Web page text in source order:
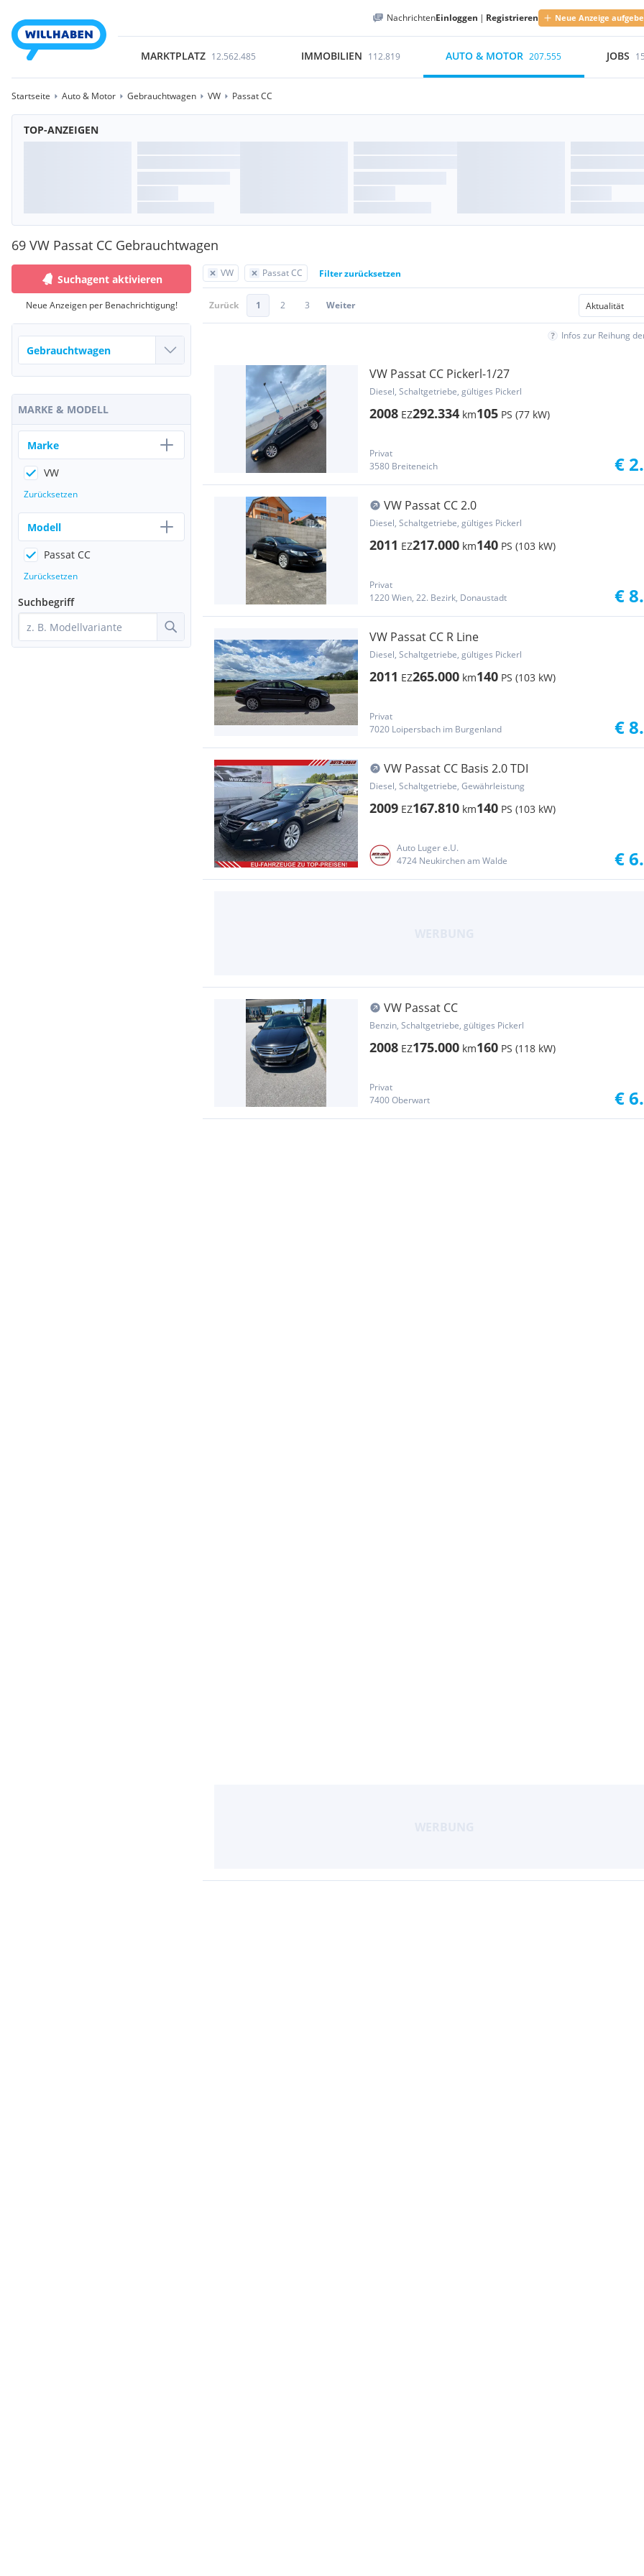
NachrichtenEinloggen | Registrieren Neue Anzeige
MARKTPLATZ 12.562.485 IMMOBILIEN 112.819 AUTO & MOTOR 207.555 JOBS
Startseite Auto & Motor Gebrauchtwagen VW Passat CC
TOP-ANZEIGEN
69 VW Passat CC Gebrauchtwagen
VW Passat CC Filter zurücksetzen
Zurück 1 2 3 Weiter
Infos zur Reihung
VW Passat CC Pickerl-1/27
Diesel, Schaltgetriebe, gültiges Pickerl
2008 EZ292.334 km105 PS (77 kW)
Privat
3580 Breiteneich
€
VW Passat CC 2.0
Diesel, Schaltgetriebe, gültiges Pickerl
2011 EZ217.000 km140 PS (103 kW)
Privat
1220 Wien, 22. Bezirk, Donaustadt
€
VW Passat CC R Line
Diesel, Schaltgetriebe, gültiges Pickerl
2011 EZ265.000 km140 PS (103 kW)
Privat
7020 Loipersbach im Burgenland
€
VW Passat CC Basis 2.0 TDI
Diesel, Schaltgetriebe, Gewährleistung
2009 EZ167.810 km140 PS (103 kW)
Auto Luger e.U.
4724 Neukirchen am Walde
€
VW Passat CC
Benzin, Schaltgetriebe, gültiges Pickerl
2008 EZ175.000 km160 PS (118 kW)
Privat
7400 Oberwart
€
Suchagent aktivieren
Neue Anzeigen per Benachrichtigung!
MARKE & MODELL
Marke
VW
Zurücksetzen
Modell
Passat CC
Zurücksetzen
Suchbegriff